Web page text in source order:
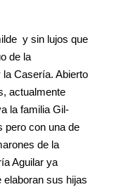
y sin lujos que
de la
Casería. Abierto
actualmente
la familia Gil-
pero con una de
de la
Aguilar ya
elaboran sus hijas